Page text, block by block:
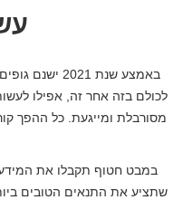
באמצע שנת
לכולם בזה אחר זה, אפילו
מסורבלת ומייגעת. כל ההפך
במבט חטוף תקבלו את
שתציע את התנאים הטובים